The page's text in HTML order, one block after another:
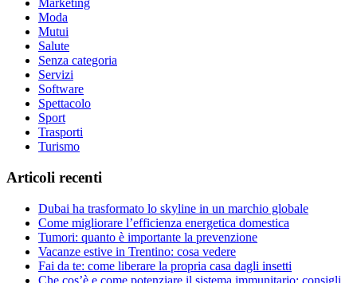
Marketing
Moda
Mutui
Salute
Senza categoria
Servizi
Software
Spettacolo
Sport
Trasporti
Turismo
Articoli recenti
Dubai ha trasformato lo skyline in un marchio globale
Come migliorare l’efficienza energetica domestica
Tumori: quanto è importante la prevenzione
Vacanze estive in Trentino: cosa vedere
Fai da te: come liberare la propria casa dagli insetti
Che cos’è e come potenziare il sistema immunitario: consigli